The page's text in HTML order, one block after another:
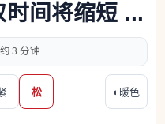
时间将缩短 ...
约 3 分钟
松 ◐ 暖色